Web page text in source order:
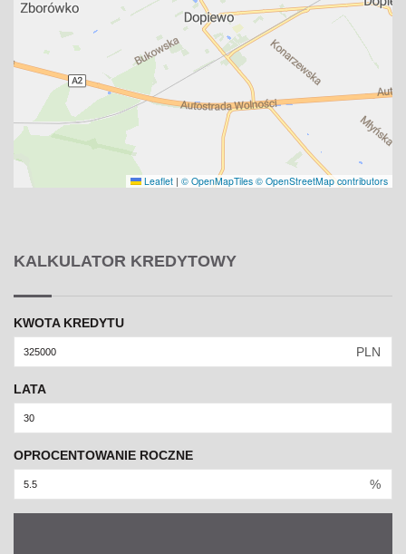
Leaflet | © OpenMapTiles © OpenStreetMap contributors
KALKULATOR KREDYTOWY
KWOTA KREDYTU
PLN
LATA
OPROCENTOWANIE ROCZNE
%